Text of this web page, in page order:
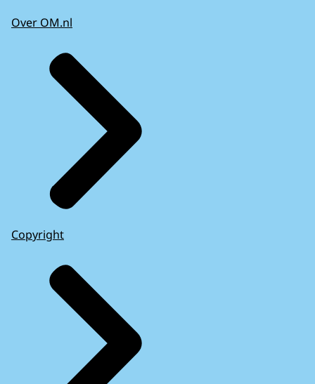
Over OM.nl
Copyright